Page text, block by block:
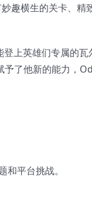
趣横生的关卡、精
上英雄们专属的
了他新的能力，
平台挑战。